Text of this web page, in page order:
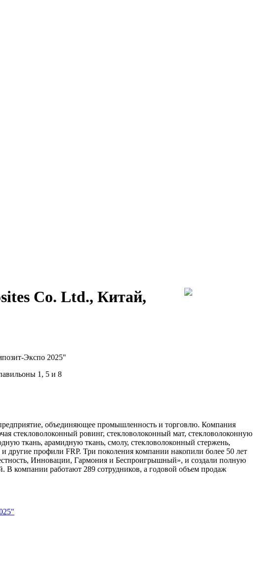
Co. Ltd., Китай,
Экспо 2025"
1, 5 и 8
объединяющее промышленность и торговлю. Компания
стекловолоконный ровинг, стекловолоконный мат, стекловолоконную
ткань, арамидную ткань, смолу, стекловолоконный стержень,
другие профили FRP. Три поколения компании накопили более 50 лет
Инновации, Гармония и Беспроигрышный», и создали полную
компании работают 289 сотрудников, а годовой объем продаж